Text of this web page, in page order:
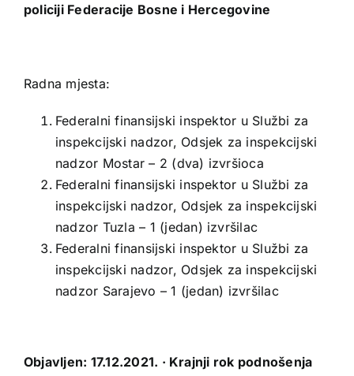
policiji Federacije Bosne i Hercegovine
Radna mjesta:
Federalni finansijski inspektor u Službi za
inspekcijski nadzor, Odsjek za inspekcijski
nadzor Mostar – 2 (dva) izvršioca
Federalni finansijski inspektor u Službi za
inspekcijski nadzor, Odsjek za inspekcijski
nadzor Tuzla – 1 (jedan) izvršilac
Federalni finansijski inspektor u Službi za
inspekcijski nadzor, Odsjek za inspekcijski
nadzor Sarajevo – 1 (jedan) izvršilac
Objavljen: 17.12.2021. · Krajnji rok podnošenja